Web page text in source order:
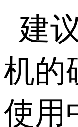
建
机的
使用